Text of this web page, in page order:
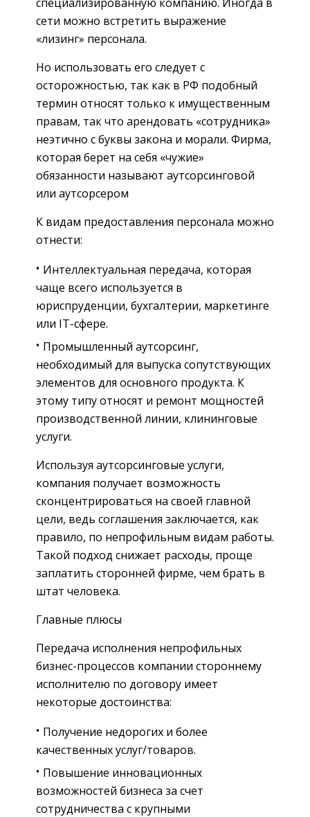
сети можно встретить выражение
«лизинг» персонала.
Но использовать его следует с
осторожностью, так как в РФ подобный
термин относят только к имущественным
правам, так что арендовать «сотрудника»
неэтично с буквы закона и морали. Фирма,
которая берет на себя «чужие»
обязанности называют аутсорсинговой
или аутсорсером
К видам предоставления персонала можно
отнести:
Интеллектуальная передача, которая
чаще всего используется в
юриспруденции, бухгалтерии, маркетинге
или IT-сфере.
Промышленный аутсорсинг,
необходимый для выпуска сопутствующих
элементов для основного продукта. К
этому типу относят и ремонт мощностей
производственной линии, клининговые
услуги.
Используя аутсорсинговые услуги,
компания получает возможность
сконцентрироваться на своей главной
цели, ведь соглашения заключается, как
правило, по непрофильным видам работы.
Такой подход снижает расходы, проще
заплатить сторонней фирме, чем брать в
штат человека.
Главные плюсы
Передача исполнения непрофильных
бизнес-процессов компании стороннему
исполнителю по договору имеет
некоторые достоинства:
Получение недорогих и более
качественных услуг/товаров.
Повышение инновационных
возможностей бизнеса за счет
сотрудничества с крупными